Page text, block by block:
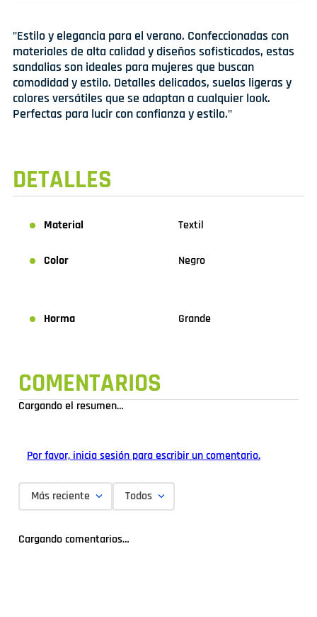
"Estilo y elegancia para el verano. Confeccionadas con
materiales de alta calidad y diseños sofisticados, estas
sandalias son ideales para mujeres que buscan
comodidad y estilo. Detalles delicados, suelas ligeras y
colores versátiles que se adaptan a cualquier look.
Perfectas para lucir con confianza y estilo."
DETALLES
Material Textil
Color Negro
Horma Grande
COMENTARIOS
Cargando el resumen…
Por favor, inicia sesión para escribir un comentario.
Más reciente Todos
Cargando comentarios…